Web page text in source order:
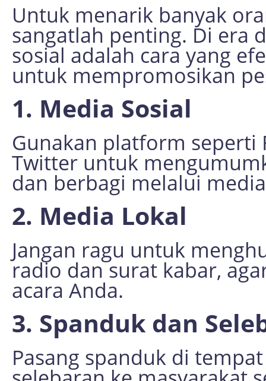
Untuk menarik banyak
sangatlah penting. Di era
sosial adalah cara yang
untuk mempromosikan
1. Media Sosial
Gunakan platform seperti
Twitter untuk
dan berbagi melalui
2. Media Lokal
Jangan ragu untuk
radio dan surat kabar,
acara Anda.
3. Spanduk dan
Pasang spanduk di